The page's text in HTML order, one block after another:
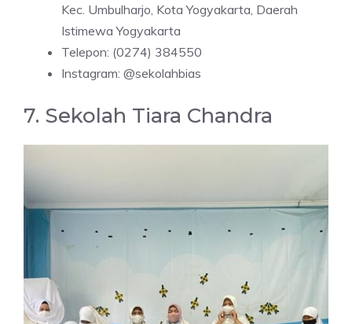
Kec. Umbulharjo, Kota Yogyakarta, Daerah
Istimewa Yogyakarta
Telepon: (0274) 384550
Instagram: @sekolahbias
7. Sekolah Tiara Chandra